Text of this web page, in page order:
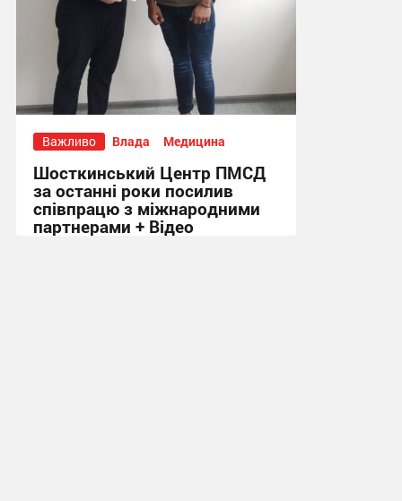
Важливо Влада Медицина
Шосткинський Центр ПМСД
за останні роки посилив
співпрацю з міжнародними
партнерами + Відео